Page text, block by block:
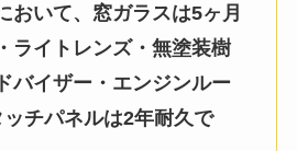
おいて、窓ガラスは5ヶ月
ライトレンズ・無塗装樹
バイザー・エンジンルー
チパネルは2年耐久で